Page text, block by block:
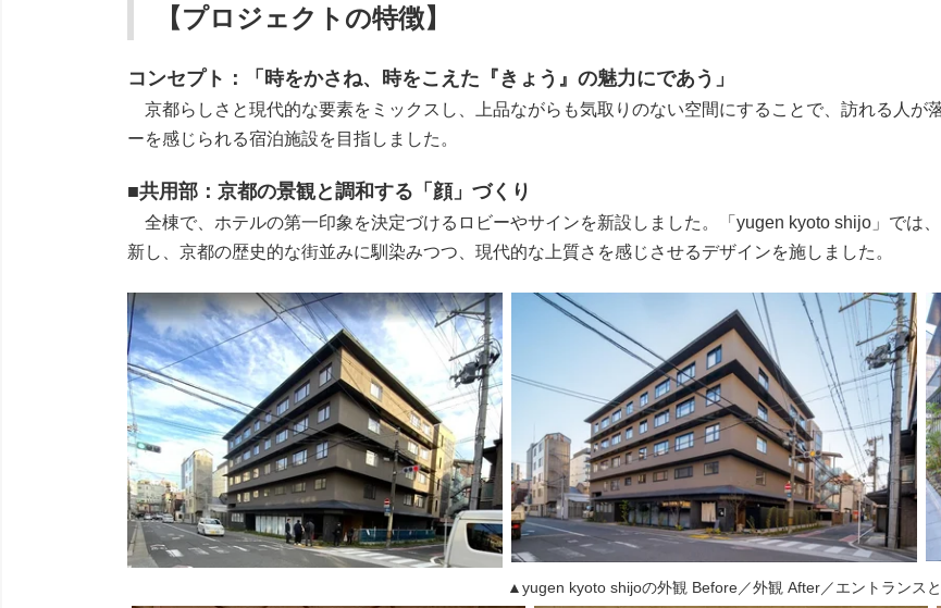
【プロジェクトの特徴】
コンセプト：「時をかさね、時をこえた『きょう』の魅力にであう」
京都らしさと現代的な要素をミックスし、上品ながらも気取りのない空間にすることで、訪れる人が
ーを感じられる宿泊施設を目指しました。
■共用部：京都の景観と調和する「顔」づくり
全棟で、ホテルの第一印象を決定づけるロビーやサインを新設しました。「yugen kyoto shijo」では
新し、京都の歴史的な街並みに馴染みつつ、現代的な上質さを感じさせるデザインを施しました。
▲yugen kyoto shijoの外観 Before／外観 After／エントランス